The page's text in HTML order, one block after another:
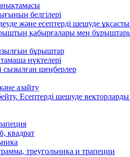
белгілері
және есептерді шешуде
қабырғалары мен
бұрыштар
нүктелері
сызылған шеңберлер
азайту
Есептерді шешуде
квадрат
треугольника и трапеции